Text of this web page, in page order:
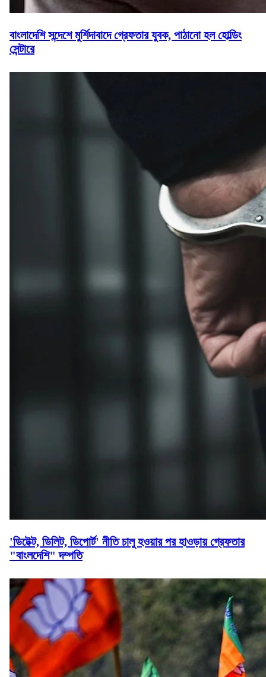
বাংলাদেশি সন্দেশে মুর্শিদাবাদে গ্রেফতার যুবক, পাঠানো হল হোল্ডিং
সেন্টারে
'ডিটেক্ট, ডিলিট, ডিপোর্ট' নীতি চালু হওয়ার পর হাওড়ায় গ্রেফতার
"বাংলদেশি" দম্পতি